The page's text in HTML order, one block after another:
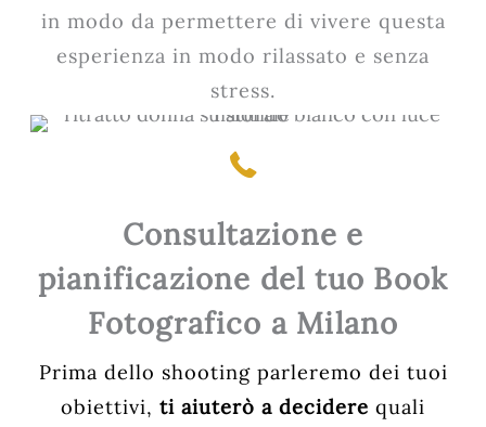
in modo da permettere di vivere questa
esperienza in modo rilassato e senza
stress.
Consultazione e
pianificazione del tuo Book
Fotografico a Milano
Prima dello shooting parleremo dei tuoi
obiettivi, ti aiuterò a decidere quali